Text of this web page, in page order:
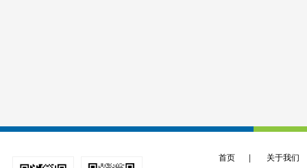
首页 关于我们